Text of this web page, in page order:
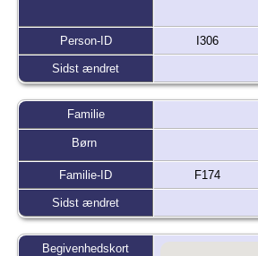
Person-ID I306
Sidst ændret
Familie
Børn
Familie-ID F174
Sidst ændret
Begivenhedskort